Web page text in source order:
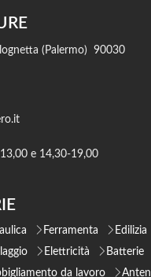
(Palermo) 90030
e 14,30-19,00
Ferramenta
Edilizia
Elettricità
Batterie
da lavoro